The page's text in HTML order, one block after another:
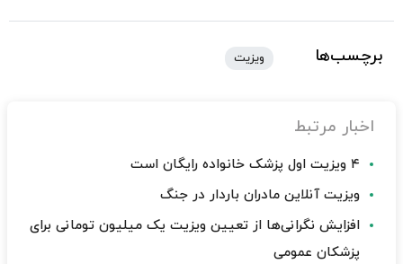
برچسب‌ها ویزیت
اخبار مرتبط
۴ ویزیت اول پزشک خانواده رایگان است
ویزیت آنلاین مادران باردار در جنگ
افزایش نگرانی‌ها از تعیین ویزیت یک میلیون تومانی برای
پزشکان عمومی